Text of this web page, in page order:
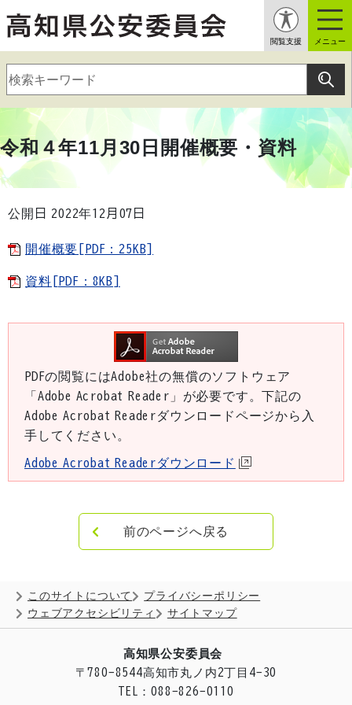
閲覧支援 メニュー
令和４年11月30日開催概要・資料
公開日 2022年12月07日
開催概要[PDF：25KB]
資料[PDF：8KB]
PDFの閲覧にはAdobe社の無償のソフトウェア
「Adobe Acrobat Reader」が必要です。下記の
Adobe Acrobat Readerダウンロードページから入
手してください。
Adobe Acrobat Readerダウンロード
前のページへ戻る
このサイトについて
プライバシーポリシー
ウェブアクセシビリティ
サイトマップ
高知県公安委員会
〒780-8544高知市丸ノ内2丁目4-30
TEL：088-826-0110